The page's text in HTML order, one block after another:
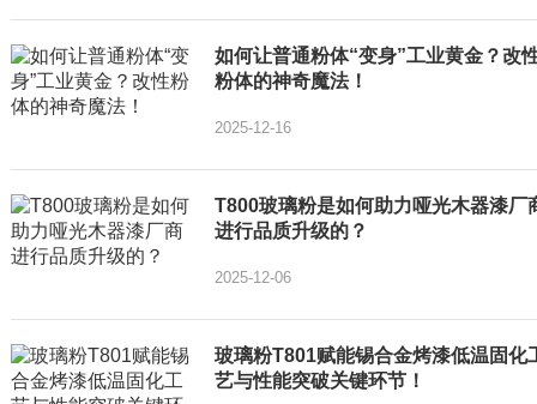
如何让普通粉体“变身”工业黄金？改
粉体的神奇魔法！
2025-12-16
T800玻璃粉是如何助力哑光木器漆厂
进行品质升级的？
2025-12-06
玻璃粉T801赋能锡合金烤漆低温固化
艺与性能突破关键环节！